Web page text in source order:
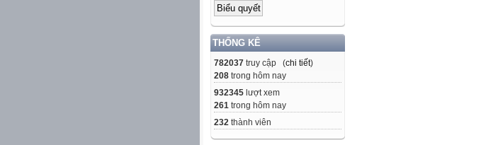
THỐNG KÊ
782037 truy cập (chi tiết)
208 trong hôm nay
932345 lượt xem
261 trong hôm nay
232 thành viên